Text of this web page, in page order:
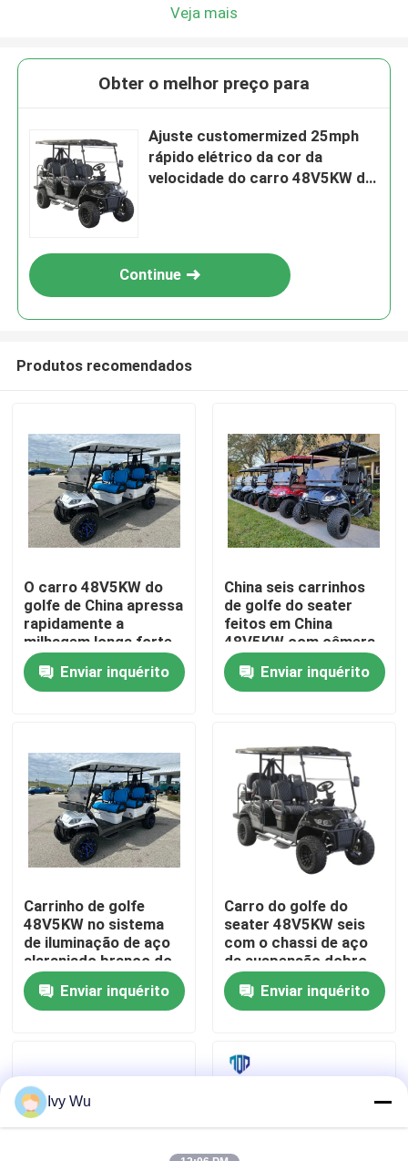
Casa
Produtos
Excursão da fábrica
Controle da qualidade
Contato E.U.
Notícia
Tampas de roda do carrinho de golfe
Painel do carrinho de golfe
Veja mais
Obter o melhor preço para
Ajuste customermized 25mph
rápido elétrico da cor da
velocidade do carro 48V5KW do
Continue
Produtos recomendados
O carro 48V5KW do
golfe de China apressa
rapidamente a
milhagem longa forte
da fonte de
alimentação 25mph
Enviar inquérito
China seis carrinhos
de golfe do seater
feitos em China
48V5KW com câmera
alternativa
Enviar inquérito
Carrinho de golfe
48V5KW no sistema
de iluminação de aço
alaranjado branco do
diodo emissor de luz
do chassi 25mph com
câmera alternativa
Enviar inquérito
Carro do golfe do
seater 48V5KW seis
com o chassi de aço
da suspensão dobro
do braço de A feito
em ChinaEnviar inquérito
Ivy Wu